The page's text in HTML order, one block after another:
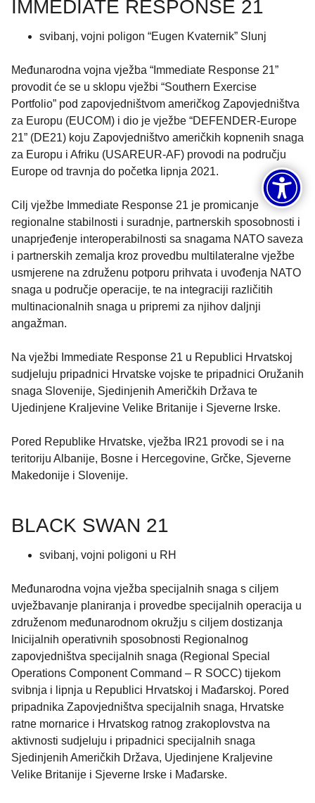
IMMEDIATE RESPONSE 21
svibanj, vojni poligon “Eugen Kvaternik” Slunj
Međunarodna vojna vježba “Immediate Response 21”
provodit će se u sklopu vježbi “Southern Exercise
Portfolio” pod zapovjedništvom američkog Zapovjedništva
za Europu (EUCOM) i dio je vježbe “DEFENDER-Europe
21” (DE21) koju Zapovjedništvo američkih kopnenih snaga
za Europu i Afriku (USAREUR-AF) provodi na području
Europe od travnja do početka lipnja 2021.
Cilj vježbe Immediate Response 21 je promicanje
regionalne stabilnosti i suradnje, partnerskih sposobnosti i
unaprjeđenje interoperabilnosti sa snagama NATO saveza
i partnerskih zemalja kroz provedbu multilateralne vježbe
usmjerene na združenu potporu prihvata i uvođenja NATO
snaga u područje operacije, te na integraciji različitih
multinacionalnih snaga u pripremi za njihov daljnji
angažman.
Na vježbi Immediate Response 21 u Republici Hrvatskoj
sudjeluju pripadnici Hrvatske vojske te pripadnici Oružanih
snaga Slovenije, Sjedinjenih Američkih Država te
Ujedinjene Kraljevine Velike Britanije i Sjeverne Irske.
Pored Republike Hrvatske, vježba IR21 provodi se i na
teritoriju Albanije, Bosne i Hercegovine, Grčke, Sjeverne
Makedonije i Slovenije.
BLACK SWAN 21
svibanj, vojni poligoni u RH
Međunarodna vojna vježba specijalnih snaga s ciljem
uvježbavanje planiranja i provedbe specijalnih operacija u
združenom međunarodnom okružju s ciljem dostizanja
Inicijalnih operativnih sposobnosti Regionalnog
zapovjedništva specijalnih snaga (Regional Special
Operations Component Command – R SOCC) tijekom
svibnja i lipnja u Republici Hrvatskoj i Mađarskoj. Pored
pripadnika Zapovjedništva specijalnih snaga, Hrvatske
ratne mornarice i Hrvatskog ratnog zrakoplovstva na
aktivnosti sudjeluju i pripadnici specijalnih snaga
Sjedinjenih Američkih Država, Ujedinjene Kraljevine
Velike Britanije i Sjeverne Irske i Mađarske.